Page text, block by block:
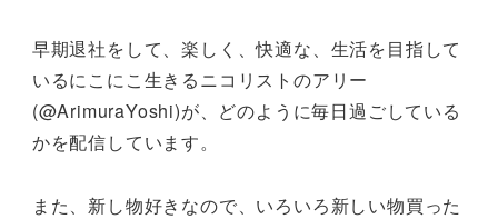
早期退社をして、楽しく、快適な、生活を目指して
いるにこにこ生きるニコリストのアリー
(@ArimuraYoshi)が、どのように毎日過ごしている
かを配信しています。
また、新し物好きなので、いろいろ新しい物買った